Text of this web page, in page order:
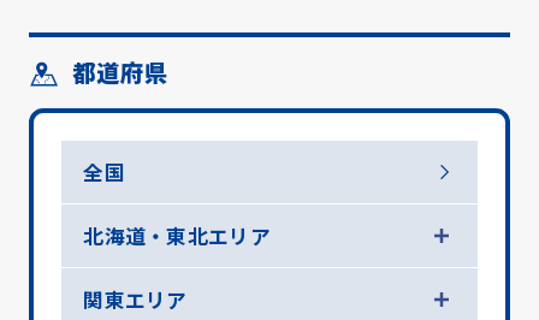
都道府県
全国
北海道・東北エリア
関東エリア